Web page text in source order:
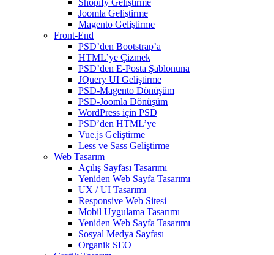
Shopify Geliştirme
Joomla Geliştirme
Magento Geliştirme
Front-End
PSD’den Bootstrap’a
HTML’ye Çizmek
PSD’den E-Posta Şablonuna
JQuery UI Geliştirme
PSD-Magento Dönüşüm
PSD-Joomla Dönüşüm
WordPress için PSD
PSD’den HTML’ye
Vue.js Geliştirme
Less ve Sass Geliştirme
Web Tasarım
Açılış Sayfası Tasarımı
Yeniden Web Sayfa Tasarımı
UX / UI Tasarımı
Responsive Web Sitesi
Mobil Uygulama Tasarımı
Yeniden Web Sayfa Tasarımı
Sosyal Medya Sayfası
Organik SEO